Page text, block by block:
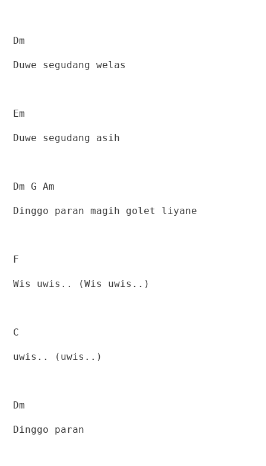
Dm
Duwe segudang welas
Em
Duwe segudang asih
Dm G Am
Dinggo paran magih golet liyane
F
Wis uwis.. (Wis uwis..)
C
uwis.. (uwis..)
Dm
Dinggo paran